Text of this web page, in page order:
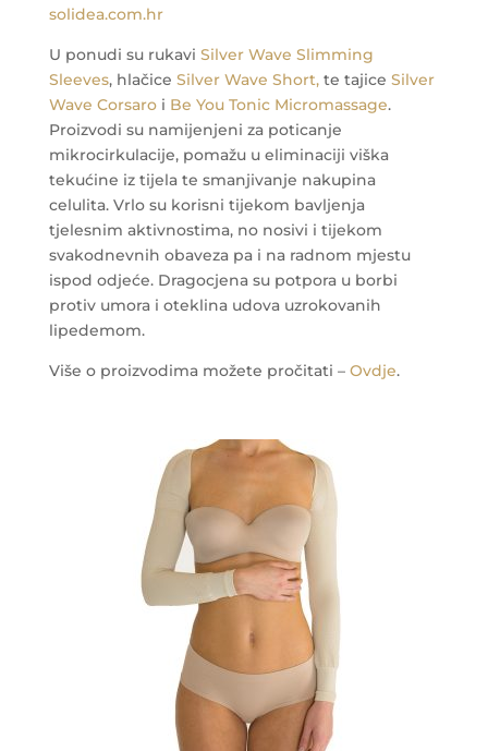
solidea.com.hr
U ponudi su rukavi Silver Wave Slimming
Sleeves, hlačice Silver Wave Short,te tajice Silver
Wave Corsaroi Be You Tonic Micromassage.
Proizvodi su namijenjeni za poticanje
mikrocirkulacije, pomažu u eliminaciji viška
tekućine iz tijela te smanjivanje nakupina
celulita. Vrlo su korisni tijekom bavljenja
tjelesnim aktivnostima, no nosivi i tijekom
svakodnevnih obaveza pa i na radnom mjestu
ispod odjeće. Dragocjena su potpora u borbi
protiv umora i oteklina udova uzrokovanih
lipedemom.
Više o proizvodima možete pročitati – Ovdje.